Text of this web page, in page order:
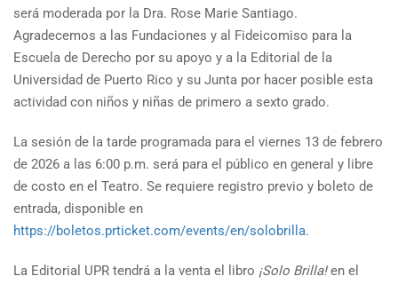
será moderada por la Dra. Rose Marie Santiago.
Agradecemos a las Fundaciones y al Fideicomiso para la
Escuela de Derecho por su apoyo y a la Editorial de la
Universidad de Puerto Rico y su Junta por hacer posible esta
actividad con niños y niñas de primero a sexto grado.
La sesión de la tarde programada para el viernes 13 de febrero
de 2026 a las 6:00 p.m. será para el público en general y libre
de costo en el Teatro. Se requiere registro previo y boleto de
entrada, disponible en
https://boletos.prticket.com/events/en/solobrilla.
La Editorial UPR tendrá a la venta el libro ¡Solo Brilla!en el